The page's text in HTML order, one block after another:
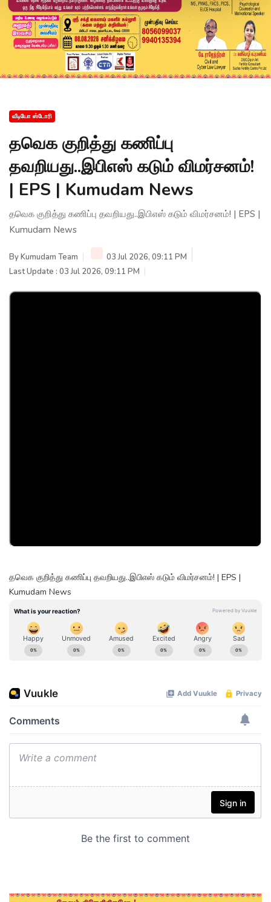
வீடியோ ஸ்டோரி
தவெக குறித்து கணிப்பு
தவறியது..இபிஎஸ் கடும் விமர்சனம்!
| EPS | Kumudam News
தவெக குறித்து கணிப்பு தவறியது..இபிஎஸ் கடும் விமர்சனம்! | EPS |
Kumudam News
ByKumudam Team
03 Jul 2026, 09:11 PM
Last Update : 03 Jul 2026, 09:11 PM
தவெக குறித்து கணிப்பு தவறியது..இபிஎஸ் கடும் விமர்சனம்! | EPS |
Kumudam News